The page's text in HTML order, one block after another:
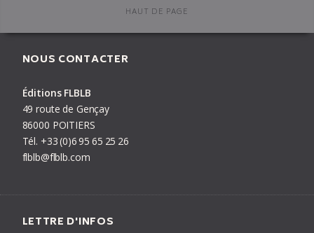
Éditions FLBLBpublié le30/09/21
PRÉCÉDENT
HAUT DE PAGE
NOUS CONTACTER
Éditions FLBLB
49 route de Gençay
86000 POITIERS
Tél. +33(0)695 65 25 26
flblb@flblb.com
LETTRE D'INFOS